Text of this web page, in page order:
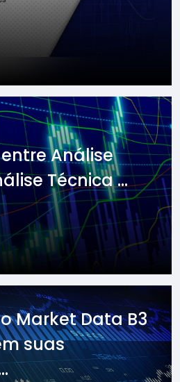
Análise
Técnica ...
Market Data B3
suas